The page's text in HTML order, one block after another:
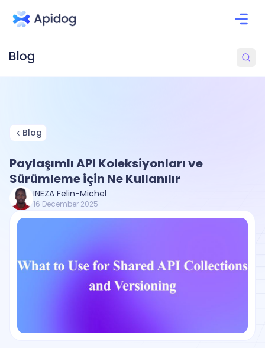
Blog
Paylaşımlı API Koleksiyonları ve
Sürümleme için Ne Kullanılır
INEZA Felin-Michel
16 December 2025